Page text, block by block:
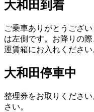
大和田到着
ご乗車ありがとうござ
は左側です。お降りの
運賃箱にお入れください
大和田停車中
整理券をお取りくださ
さい。